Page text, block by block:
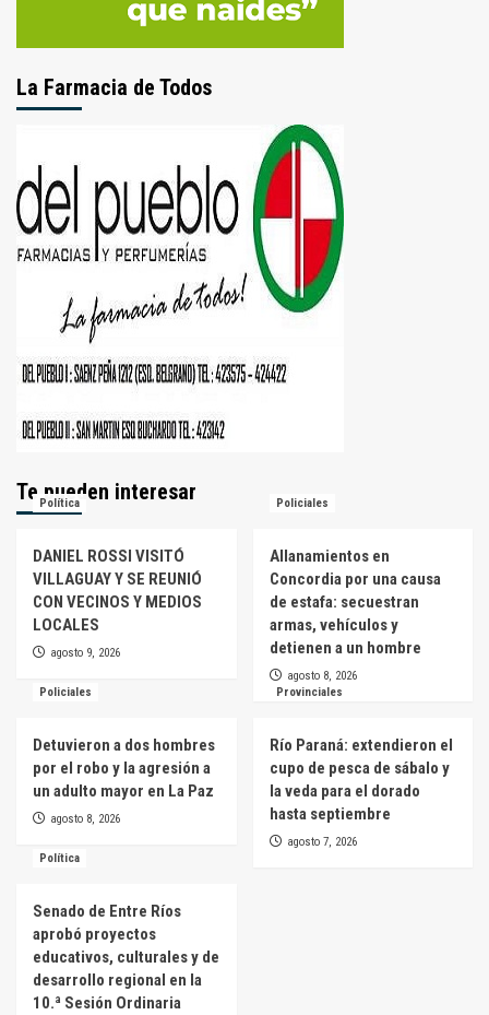
La Farmacia de Todos
Te pueden interesar
Política
DANIEL ROSSI VISITÓ
VILLAGUAY Y SE REUNIÓ
CON VECINOS Y MEDIOS
LOCALES
agosto 9, 2026
Policiales
Allanamientos en
Concordia por una causa
de estafa: secuestran
armas, vehículos y
detienen a un hombre
agosto 8, 2026
Policiales
Detuvieron a dos hombres
por el robo y la agresión a
un adulto mayor en La Paz
agosto 8, 2026
Provinciales
Río Paraná: extendieron el
cupo de pesca de sábalo y
la veda para el dorado
hasta septiembre
agosto 7, 2026
Política
Senado de Entre Ríos
aprobó proyectos
educativos, culturales y de
desarrollo regional en la
10.ª Sesión Ordinaria